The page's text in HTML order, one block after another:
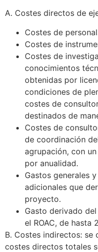
A. Costes directos de
Costes de
Costes de
Costes de
conocimientos
obtenidas por
condiciones de
costes de
destinados de
Costes de
de coordinación
agrupación, con
por anualidad.
Gastos generales
adicionales que
proyecto.
Gasto derivado
el ROAC, de hasta
B. Costes indirectos: se
costes directos totales